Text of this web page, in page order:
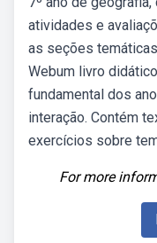
atividades e
as seções
Webum livro
fundamental dos
interação. Contém
exercícios sobre
For more